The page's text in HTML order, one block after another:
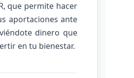
que permite hacer
aportaciones ante
dinero que
en tu bienestar.